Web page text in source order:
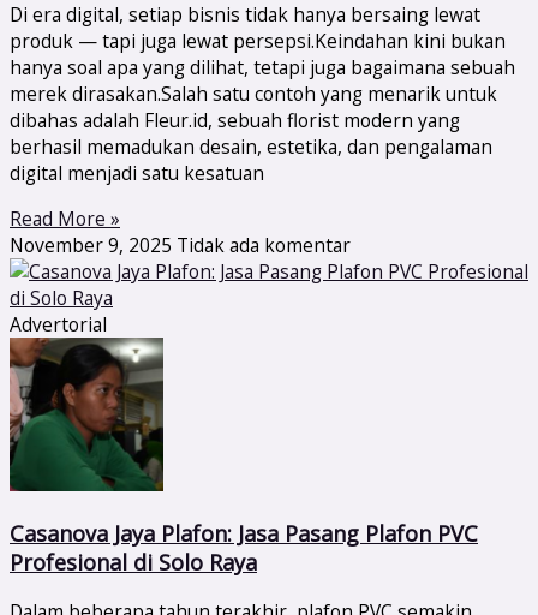
Di era digital, setiap bisnis tidak hanya bersaing lewat
produk — tapi juga lewat persepsi.Keindahan kini bukan
hanya soal apa yang dilihat, tetapi juga bagaimana sebuah
merek dirasakan.Salah satu contoh yang menarik untuk
dibahas adalah Fleur.id, sebuah florist modern yang
berhasil memadukan desain, estetika, dan pengalaman
digital menjadi satu kesatuan
Read More »
November 9, 2025 Tidak ada komentar
Advertorial
Casanova Jaya Plafon: Jasa Pasang Plafon PVC
Profesional di Solo Raya